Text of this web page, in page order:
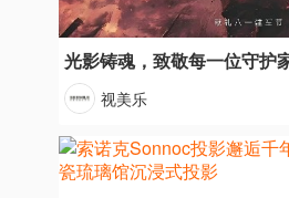
光影铸魂，致敬每一位守护
视美乐